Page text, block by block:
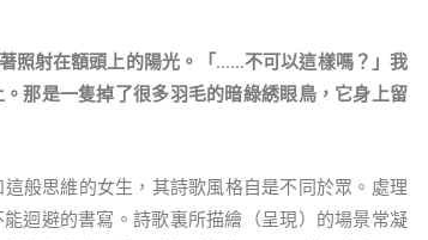
照射在額頭上的陽光。「……不可以這樣嗎？」我
那是一隻掉了很多羽毛的暗綠綉眼鳥，它身上留
思維的女生，其詩歌風格自是不同於眾。處理
迴避的書寫。詩歌裏所描繪（呈現）的場景常凝